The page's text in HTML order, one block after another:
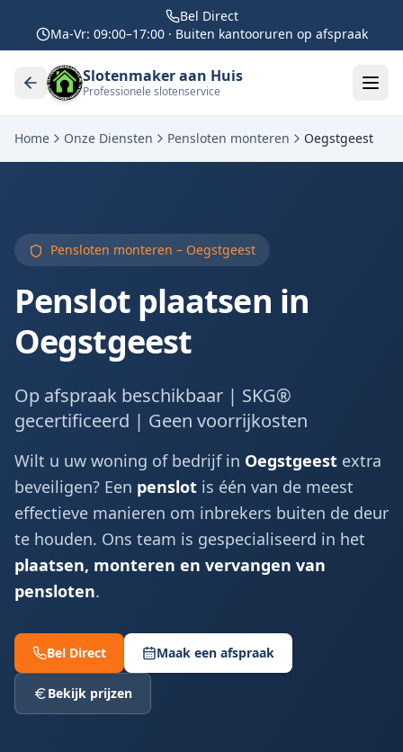
Bel Direct
Ma-Vr: 09:00–17:00 · Buiten kantooruren op afspraak
Slotenmaker aan Huis
Professionele slotenservice
Home Onze Diensten Pensloten monteren Oegstgeest
Pensloten monteren – Oegstgeest
Penslot plaatsen in
Oegstgeest
Op afspraak beschikbaar | SKG®
gecertificeerd | Geen voorrijkosten
Wilt u uw woning of bedrijf in Oegstgeest extra
beveiligen? Een penslot is één van de meest
effectieve manieren om inbrekers buiten de deur
te houden. Ons team is gespecialiseerd in het
plaatsen, monteren en vervangen van
pensloten.
Bel Direct Maak een afspraak
Bekijk prijzen